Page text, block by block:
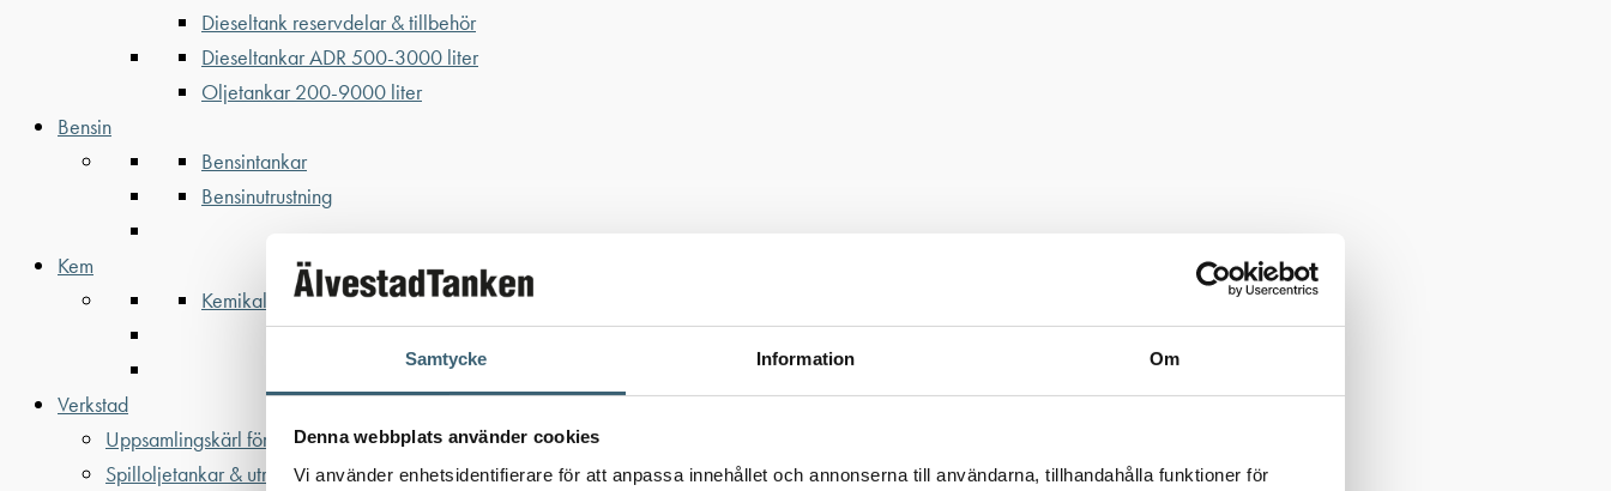
Samtycke Information Om
Denna webbplats använder cookies
Vi använder enhetsidentifierare för att anpassa innehållet och annonserna till användarna, tillhandahålla funktioner för
Dieseltank reservdelar & tillbehör
Dieseltankar ADR 500-3000 liter
Oljetankar 200-9000 liter
Bensin
Bensintankar
Bensinutrustning
Kem
Kemikalietankar
Verkstad
Uppsamlingskärl för fat & IBC
Spilloljetankar & utrustning